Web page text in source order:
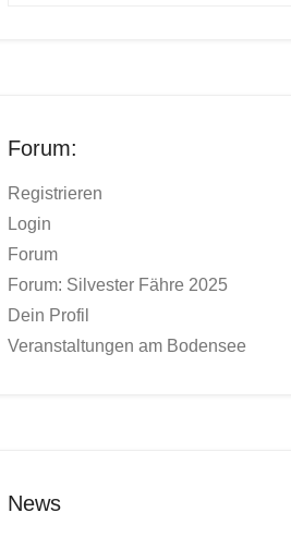
Forum:
Registrieren
Login
Forum
Forum: Silvester Fähre 2025
Dein Profil
Veranstaltungen am Bodensee
News